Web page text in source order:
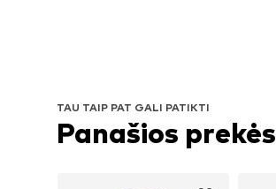
TAU TAIP PAT GALI PATIKTI
Panašios prekės